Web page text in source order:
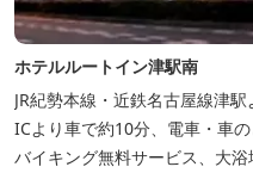
ホテルルートイン津駅南
JR紀勢本線・近鉄名古屋線津
ICより車で約10分、電車・車
バイキング無料サービス、大